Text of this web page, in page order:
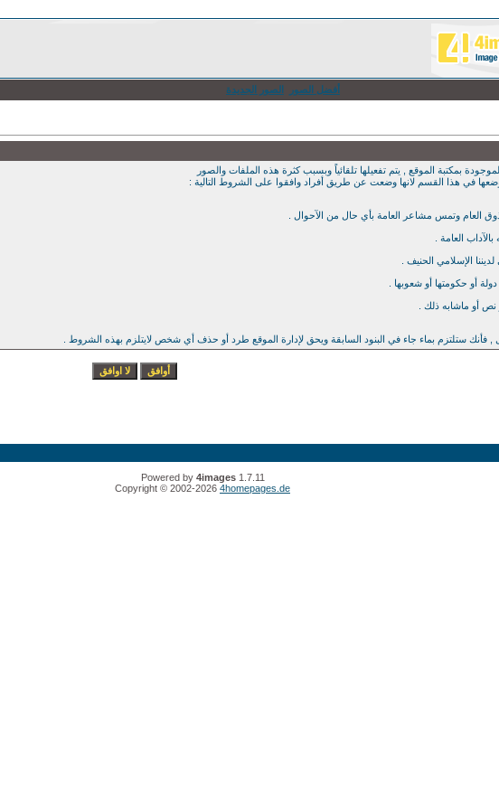
أفضل الصور
الصور الجديدة
بمكتبة الموقع , يتم تفعيلها تلقائياً وبسبب كثرة هذه الملفات والصور
في هذا القسم لانها وضعت عن طريق أفراد وافقوا على الشروط التالية :
ستلتزم بماء جاء في البنود السابقة ويحق لإدارة الموقع طرد أو حذف أي شخص لايتلزم بهذه الشروط .
Powered by 4images1.7.11
Copyright © 2002-2026 4homepages.de